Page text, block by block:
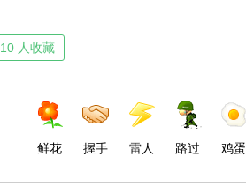
10 人收藏
鲜花 握手 雷人 路过 鸡蛋